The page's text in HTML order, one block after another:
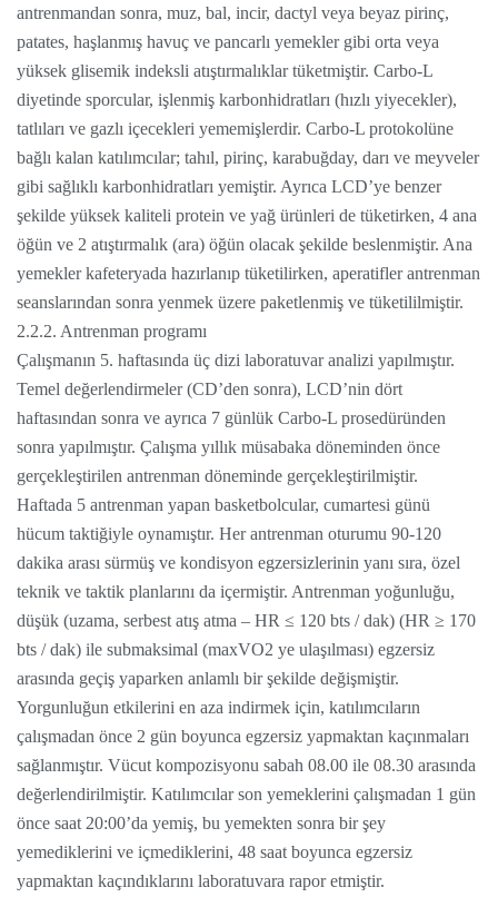
antrenmandan sonra, muz, bal, incir, dactyl veya beyaz pirinç,
patates, haşlanmış havuç ve pancarlı yemekler gibi orta veya
yüksek glisemik indeksli atıştırmalıklar tüketmiştir. Carbo-L
diyetinde sporcular, işlenmiş karbonhidratları (hızlı yiyecekler),
tatlıları ve gazlı içecekleri yememişlerdir. Carbo-L protokolüne
bağlı kalan katılımcılar; tahıl, pirinç, karabuğday, darı ve meyveler
gibi sağlıklı karbonhidratları yemiştir. Ayrıca LCD’ye benzer
şekilde yüksek kaliteli protein ve yağ ürünleri de tüketirken, 4 ana
öğün ve 2 atıştırmalık (ara) öğün olacak şekilde beslenmiştir. Ana
yemekler kafeteryada hazırlanıp tüketilirken, aperatifler antrenman
seanslarından sonra yenmek üzere paketlenmiş ve tüketililmiştir.
2.2.2. Antrenman programı
Çalışmanın 5. haftasında üç dizi laboratuvar analizi yapılmıştır.
Temel değerlendirmeler (CD’den sonra), LCD’nin dört
haftasından sonra ve ayrıca 7 günlük Carbo-L prosedüründen
sonra yapılmıştır. Çalışma yıllık müsabaka döneminden önce
gerçekleştirilen antrenman döneminde gerçekleştirilmiştir.
Haftada 5 antrenman yapan basketbolcular, cumartesi günü
hücum taktiğiyle oynamıştır. Her antrenman oturumu 90-120
dakika arası sürmüş ve kondisyon egzersizlerinin yanı sıra, özel
teknik ve taktik planlarını da içermiştir. Antrenman yoğunluğu,
düşük (uzama, serbest atış atma – HR ≤ 120 bts / dak) (HR ≥ 170
bts / dak) ile submaksimal (maxVO2 ye ulaşılması) egzersiz
arasında geçiş yaparken anlamlı bir şekilde değişmiştir.
Yorgunluğun etkilerini en aza indirmek için, katılımcıların
çalışmadan önce 2 gün boyunca egzersiz yapmaktan kaçınmaları
sağlanmıştır. Vücut kompozisyonu sabah 08.00 ile 08.30 arasında
değerlendirilmiştir. Katılımcılar son yemeklerini çalışmadan 1 gün
önce saat 20:00’da yemiş, bu yemekten sonra bir şey
yemediklerini ve içmediklerini, 48 saat boyunca egzersiz
yapmaktan kaçındıklarını laboratuvara rapor etmiştir.